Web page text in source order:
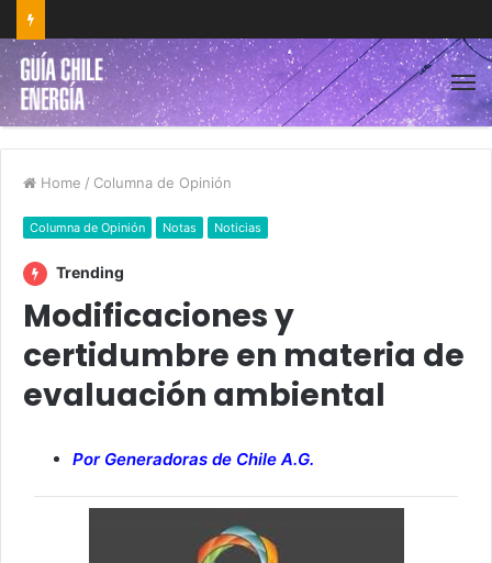
Home / Columna de Opinión
Columna de Opinión Notas Noticias
Trending
Modificaciones y
certidumbre en materia de
evaluación ambiental
Por Generadoras de Chile A.G.